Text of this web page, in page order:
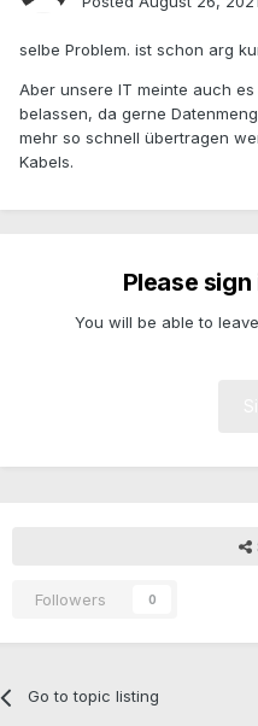
selbe Problem. ist schon arg
Aber unsere IT meinte auch
belassen, da gerne
mehr so schnell übertragen
Kabels.
Please
You will be able to
Followers 0
Go to topic listing